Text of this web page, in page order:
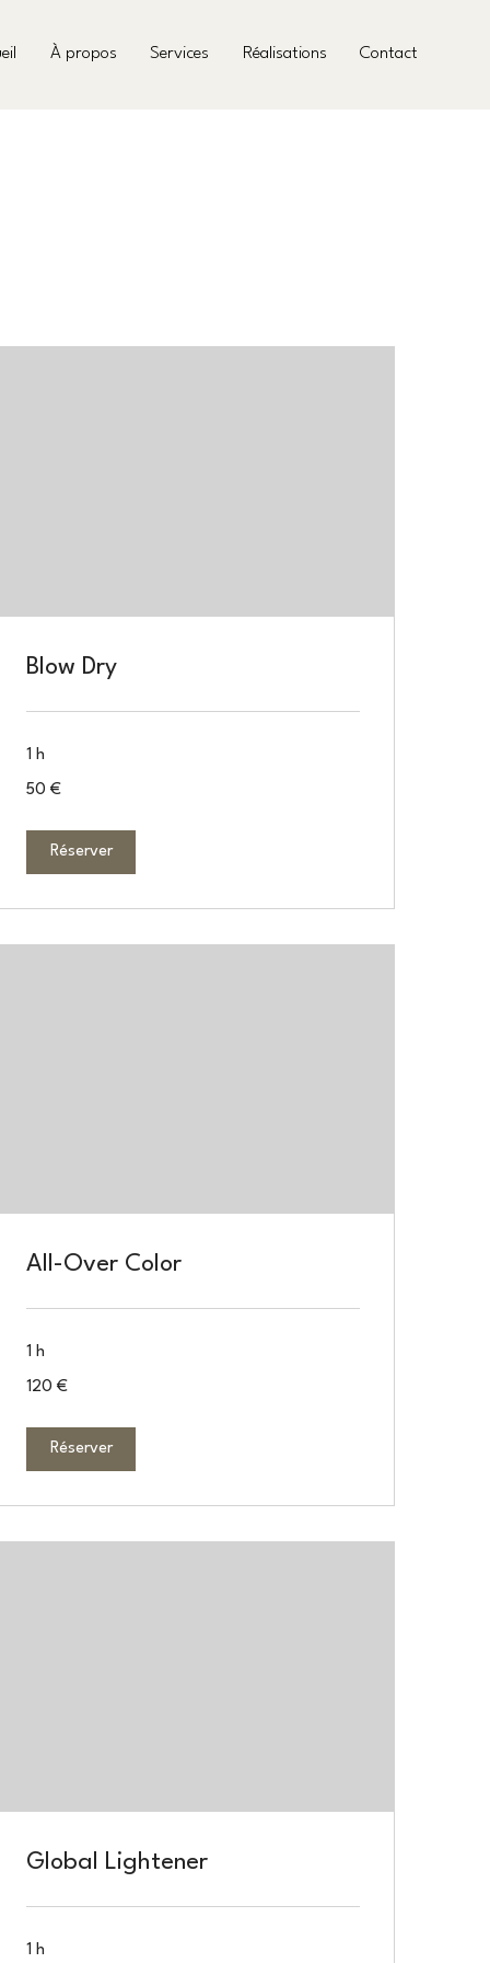
À propos Services Réalisations Contact
Blow Dry
1 h
euros
50 €
Réserver
All-Over Color
1 h
euros
120 €
Réserver
Global Lightener
1 h